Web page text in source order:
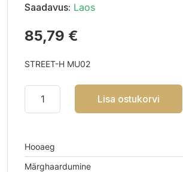
Saadavus: Laos
85,79 €
STREET-H MU02
Lisa ostukorvi
Hooaeg
Märghaardumine